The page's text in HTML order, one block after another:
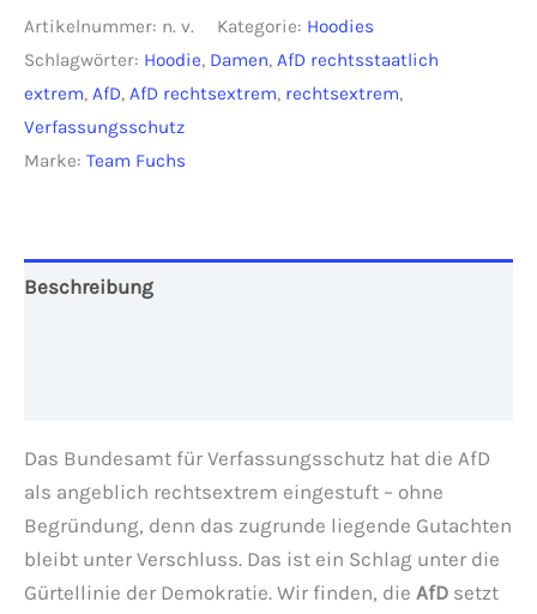
rechtsstaatlich
extrem"
Menge
Artikelnummer: n. v. Kategorie: Hoodies
Schlagwörter: Hoodie, Damen, AfD rechtsstaatlich
extrem, AfD, AfD rechtsextrem, rechtsextrem,
Verfassungsschutz
Marke: Team Fuchs
Beschreibung
Das Bundesamt für Verfassungsschutz hat die AfD
als angeblich rechtsextrem eingestuft – ohne
Begründung, denn das zugrunde liegende Gutachten
bleibt unter Verschluss. Das ist ein Schlag unter die
Gürtellinie der Demokratie. Wir finden, die AfD setzt